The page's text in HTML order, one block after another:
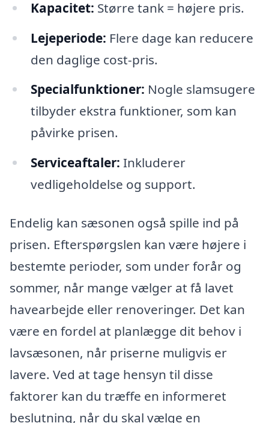
Kapacitet: Større tank = højere pris.
Lejeperiode: Flere dage kan reducere
den daglige cost-pris.
Specialfunktioner: Nogle slamsugere
tilbyder ekstra funktioner, som kan
påvirke prisen.
Serviceaftaler: Inkluderer
vedligeholdelse og support.
Endelig kan sæsonen også spille ind på
prisen. Efterspørgslen kan være højere i
bestemte perioder, som under forår og
sommer, når mange vælger at få lavet
havearbejde eller renoveringer. Det kan
være en fordel at planlægge dit behov i
lavsæsonen, når priserne muligvis er
lavere. Ved at tage hensyn til disse
faktorer kan du træffe en informeret
beslutning, når du skal vælge en